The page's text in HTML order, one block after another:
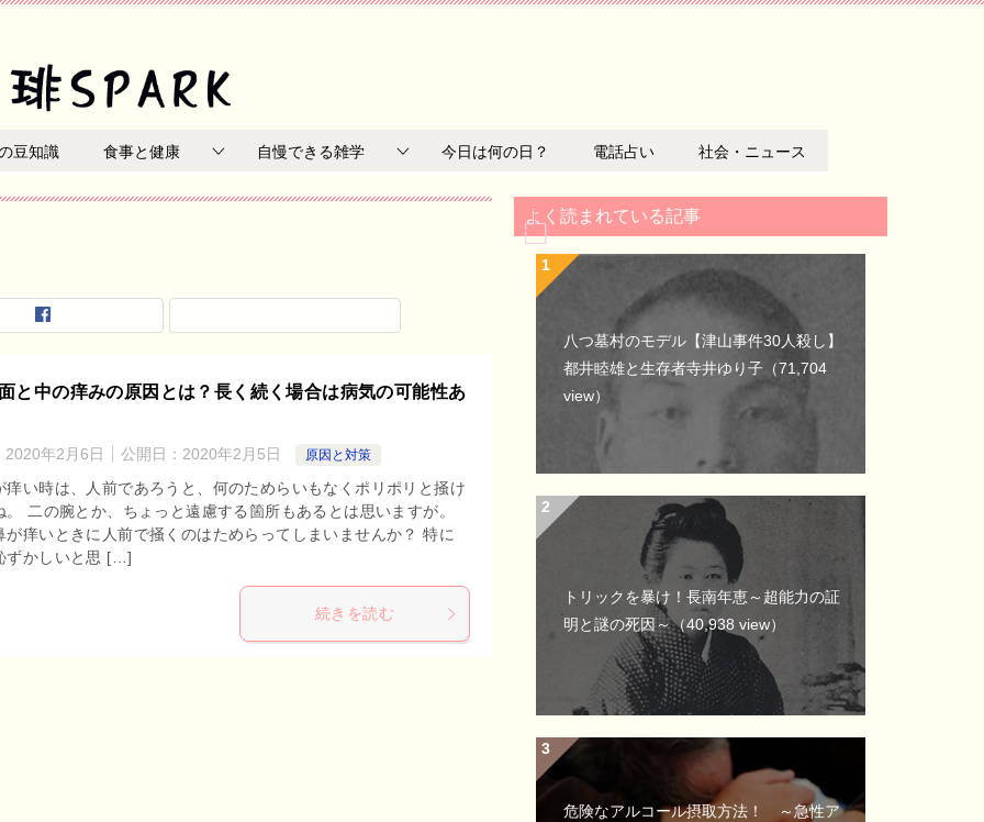
豆知識 食事と健康 自慢できる雑学 今日は何の日？ 電話占い 社会・ニュース
と中の痒みの原因とは？長く続く場合は病気の可能性あ
2020年2月6日 公開日： 2020年2月5日 原因と対策
痒い時は、人前であろうと、何のためらいもなくポリポリと掻け
。 二の腕とか、ちょっと遠慮する箇所もあるとは思いますが。
が痒いときに人前で掻くのはためらってしまいませんか？ 特に
ずかしいと思 […]
続きを読む
よく読まれている記事
八つ墓村のモデル【津山事件30人殺し】
都井睦雄と生存者寺井ゆり子 （71,704
view）
トリックを暴け！長南年恵～超能力の証
明と謎の死因～（40,938 view）
危険なアルコール摂取方法！ ～急性ア